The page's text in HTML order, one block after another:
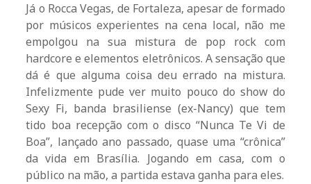
Já o Rocca Vegas, de Fortaleza, apesar de formado
por músicos experientes na cena local, não me
empolgou na sua mistura de pop rock com
hardcore e elementos eletrônicos. A sensação que
dá é que alguma coisa deu errado na mistura.
Infelizmente pude ver muito pouco do show do
Sexy Fi, banda brasiliense (ex-Nancy) que tem
tido boa recepção com o disco “Nunca Te Vi de
Boa”, lançado ano passado, quase uma “crônica”
da vida em Brasília. Jogando em casa, com o
público na mão, a partida estava ganha para eles.